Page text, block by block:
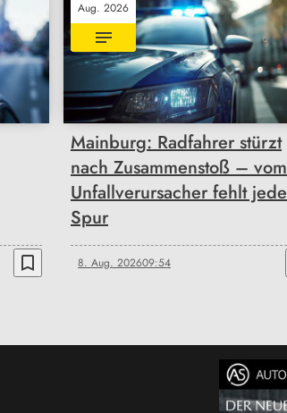
bookmark_border
Aug. 2026
Mainburg: Radfahrer stürzt
nach Zusammenstoß – vom
Unfallverursacher fehlt jede
Spur
8. Aug. 202609:54